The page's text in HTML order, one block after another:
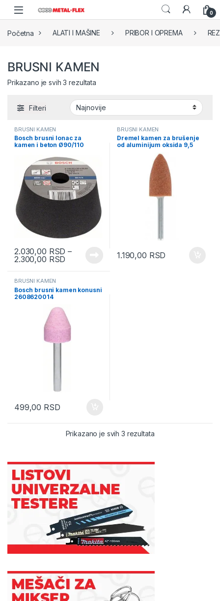
Skip to navigation
Skip to content
0
Početna ALATI I MAŠINE PRIBOR I OPREMA
BRUSNI KAMEN
Prikazano je svih 3 rezultataSorted by latest
Filteri
BRUSNI KAMEN
Bosch brusni lonac za
kamen i beton Ø90/110
2.030,00 RSD –
2.300,00 RSD
BRUSNI KAMEN
Dremel kamen za brušenje
od aluminijum oksida 9,5
mm 26150952JA
1.190,00 RSD
BRUSNI KAMEN
Bosch brusni kamen konusni
2608620014
499,00 RSD
Prikazano je svih 3 rezultataSorted by latest